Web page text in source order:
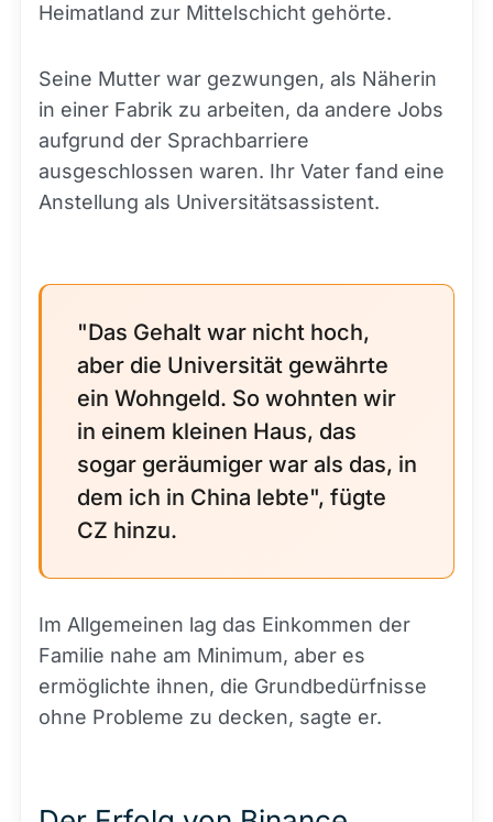
Heimatland zur Mittelschicht gehörte.
Seine Mutter war gezwungen, als Näherin
in einer Fabrik zu arbeiten, da andere Jobs
aufgrund der Sprachbarriere
ausgeschlossen waren. Ihr Vater fand eine
Anstellung als Universitätsassistent.
"Das Gehalt war nicht hoch,
aber die Universität gewährte
ein Wohngeld. So wohnten wir
in einem kleinen Haus, das
sogar geräumiger war als das, in
dem ich in China lebte", fügte
CZ hinzu.
Im Allgemeinen lag das Einkommen der
Familie nahe am Minimum, aber es
ermöglichte ihnen, die Grundbedürfnisse
ohne Probleme zu decken, sagte er.